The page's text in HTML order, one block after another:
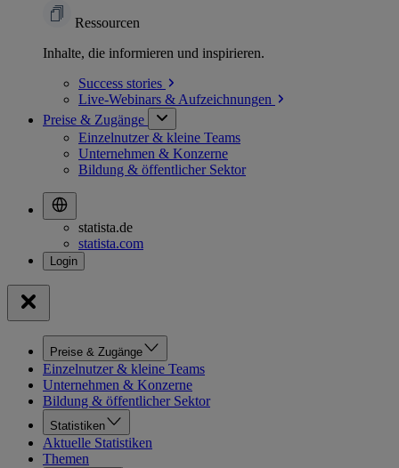
Ressourcen
Inhalte, die informieren und inspirieren.
Success stories
Live-Webinars & Aufzeichnungen
Preise & Zugänge
Einzelnutzer & kleine Teams
Unternehmen & Konzerne
Bildung & öffentlicher Sektor
statista.de
statista.com
Preise & Zugänge
Einzelnutzer & kleine Teams
Unternehmen & Konzerne
Bildung & öffentlicher Sektor
Statistiken
Aktuelle Statistiken
Themen